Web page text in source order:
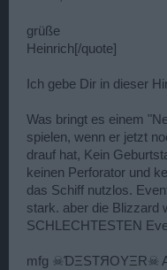
grüße
Heinrich[/quote]
Ich gebe Dir in dieser
Was bringt es einem
spielen, wenn er jetzt
drauf hat, Kein
keinen Perforator und
das Schiff nutzlos.
stark. aber die Blizzard
SCHLECHTESTEN
mfg ☠ƊΞSTЯOYΞR☠